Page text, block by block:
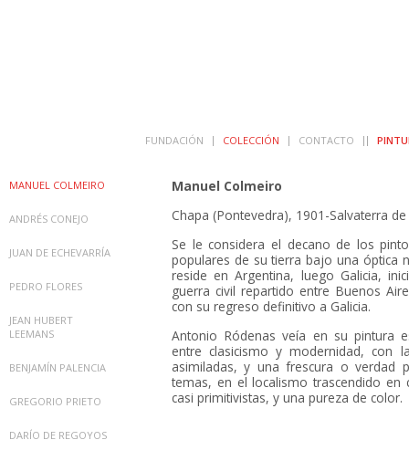
FUNDACIÓN COLECCIÓN CONTACTO
MANUEL COLMEIRO
ANDRÉS CONEJO
JUAN DE ECHEVARRÍA
PEDRO FLORES
JEAN HUBERT
LEEMANS
BENJAMÍN PALENCIA
GREGORIO PRIETO
DARÍO DE REGOYOS
Manuel Colmeiro
Chapa (Pontevedra), 1901-Salvaterra
Se le considera el decano de los
populares de su tierra bajo una óptica
reside en Argentina, luego Galicia,
guerra civil repartido entre Buenos
con su regreso definitivo a Galicia.
Antonio Ródenas veía en su pintura
entre clasicismo y modernidad, con
asimiladas, y una frescura o verdad
temas, en el localismo trascendido en
casi primitivistas, y una pureza de color.